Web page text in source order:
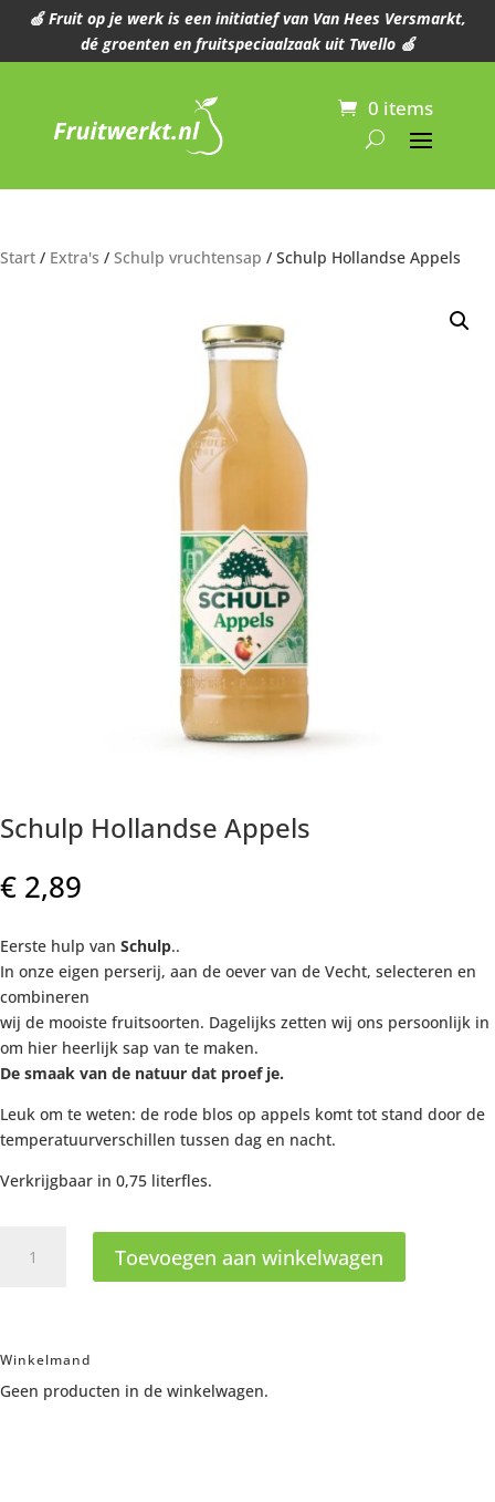
🍏 Fruit op je werk is een initiatief van Van Hees Versmarkt,
dé groenten en fruitspeciaalzaak uit Twello 🍏
0 items
Start / Extra's / Schulp vruchtensap / Schulp Hollandse Appels
Schulp Hollandse Appels
€ 2,89
Eerste hulp van Schulp..
In onze eigen perserij, aan de oever van de Vecht, selecteren en
combineren
wij de mooiste fruitsoorten. Dagelijks zetten wij ons persoonlijk in
om hier heerlijk sap van te maken.
De smaak van de natuur dat proef je.
Leuk om te weten: de rode blos op appels komt tot stand door de
temperatuurverschillen tussen dag en nacht.
Verkrijgbaar in 0,75 literfles.
Hollandse
Toevoegen aan winkelwagen
Winkelmand
Geen producten in de winkelwagen.